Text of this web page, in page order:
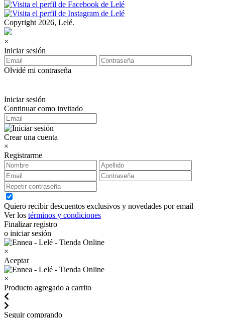
Copyright 2026, Lelé.
×
Iniciar sesión
Olvidé mi contraseña
Iniciar sesión
Continuar como invitado
Crear una cuenta
×
Registrarme
Quiero recibir descuentos exclusivos y novedades por email
Ver los términos y condiciones
Finalizar registro
o iniciar sesión
×
Aceptar
×
Producto agregado a carrito
Seguir comprando